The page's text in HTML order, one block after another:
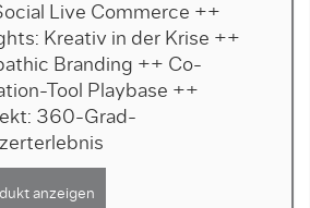
Live Commerce ++
Kreativ in der Krise ++
Branding ++ Co-
Tool Playbase ++
360-Grad-
anzeigen